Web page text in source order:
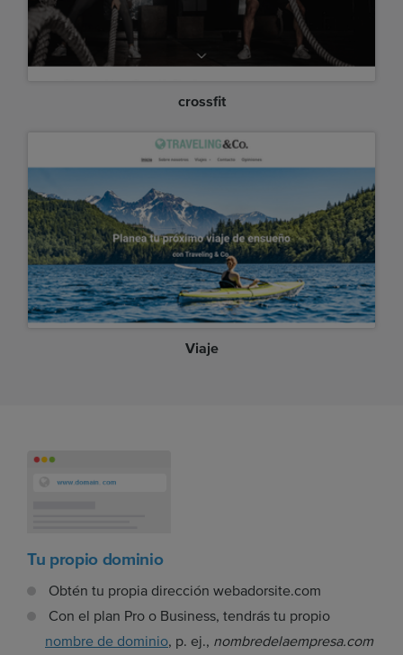
crossfit
Viaje
Tu propio dominio
Obtén tu propia dirección webadorsite.com
Con el plan Pro o Business, tendrás tu propio
nombre de dominio, p. ej., nombredelaempresa.com